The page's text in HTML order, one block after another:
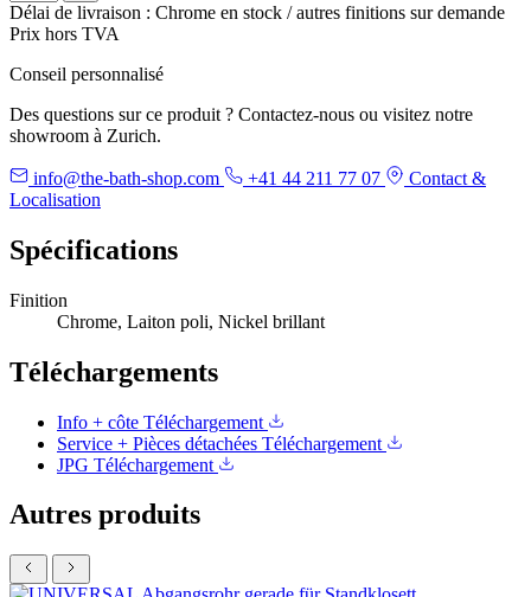
Délai de livraison : Chrome en stock / autres finitions sur demande
Prix hors TVA
Conseil personnalisé
Des questions sur ce produit ? Contactez-nous ou visitez notre
showroom à Zurich.
info@the-bath-shop.com +41 44 211 77 07
Contact &
Localisation
Spécifications
Finition
Chrome, Laiton poli, Nickel brillant
Téléchargements
Info + côte Téléchargement
Service + Pièces détachées Téléchargement
JPG Téléchargement
Autres produits